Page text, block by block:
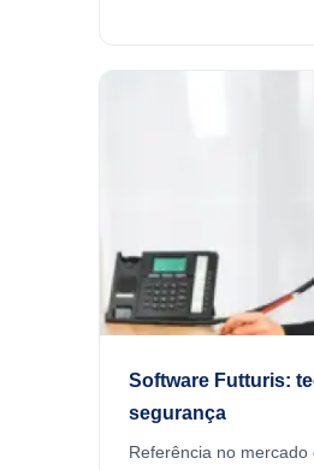
Software Futturis:
segurança
Referência no